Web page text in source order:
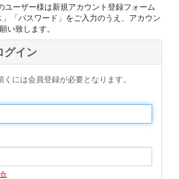
LOGIN
ユーザー様は新規アカウント登録フォーム
「パスワード」をご入力のうえ、アカウン
い致します。
グイン
には会員登録が必要となります。